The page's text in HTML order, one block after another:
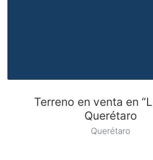
Terreno en venta en
Querétaro
Querétaro